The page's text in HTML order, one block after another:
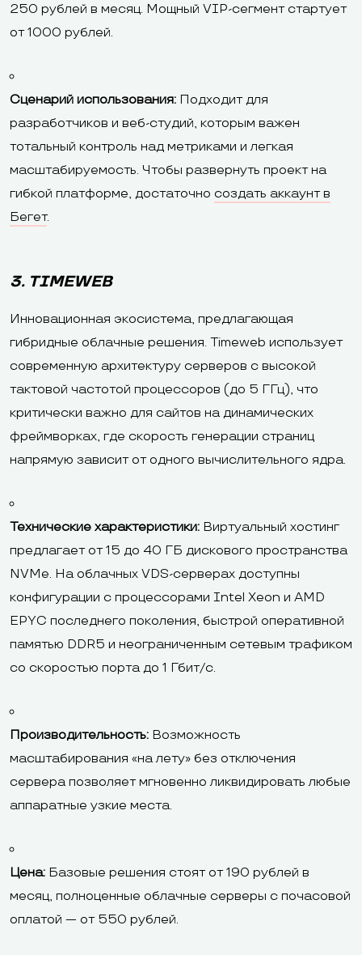
250 рублей в месяц. Мощный VIP-сегмент стартует
от 1000 рублей.
Сценарий использования: Подходит для
разработчиков и веб-студий, которым важен
тотальный контроль над метриками и легкая
масштабируемость. Чтобы развернуть проект на
гибкой платформе, достаточно создать аккаунт в
Бегет.
3. TIMEWEB
Инновационная экосистема, предлагающая
гибридные облачные решения. Timeweb использует
современную архитектуру серверов с высокой
тактовой частотой процессоров (до 5 ГГц), что
критически важно для сайтов на динамических
фреймворках, где скорость генерации страниц
напрямую зависит от одного вычислительного ядра.
Технические характеристики: Виртуальный хостинг
предлагает от 15 до 40 ГБ дискового пространства
NVMe. На облачных VDS-серверах доступны
конфигурации с процессорами Intel Xeon и AMD
EPYC последнего поколения, быстрой оперативной
памятью DDR5 и неограниченным сетевым трафиком
со скоростью порта до 1 Гбит/с.
Производительность: Возможность
масштабирования «на лету» без отключения
сервера позволяет мгновенно ликвидировать любые
аппаратные узкие места.
Цена: Базовые решения стоят от 190 рублей в
месяц, полноценные облачные серверы с почасовой
оплатой — от 550 рублей.